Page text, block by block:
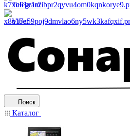
Telegram
Viber
Поиск
Каталог